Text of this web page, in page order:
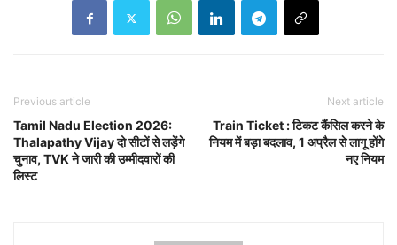
Previous article
Tamil Nadu Election 2026:
Thalapathy Vijay दो सीटों से लड़ेंगे
चुनाव, TVK ने जारी की उम्मीदवारों की
लिस्ट
Next article
Train Ticket : टिकट कैंसिल करने के
नियम में बड़ा बदलाव, 1 अप्रैल से लागू होंगे
नए नियम